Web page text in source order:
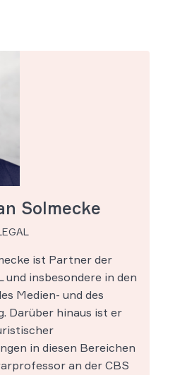
Solmecke
ist Partner der
und insbesondere in den
Medien- und des
Darüber hinaus ist er
in diesen Bereichen
an der CBS